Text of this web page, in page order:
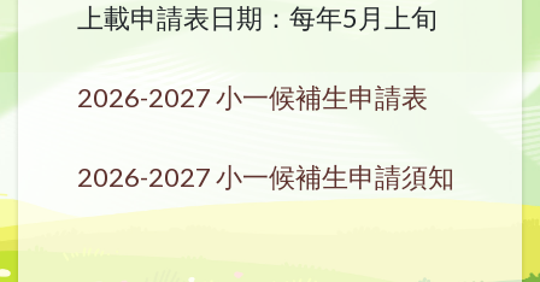
上載申請表日期：每年5月上旬
2026-2027 小一候補生申請表
2026-2027 小一候補生申請須知